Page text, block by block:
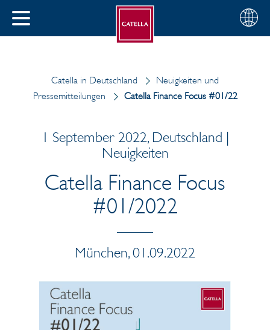
SCHLIESSEN
Wählen
Sie
Deutsch
Catella in Deutschland
Neuigkeiten und
Pressemitteilungen
Catella Finance Focus #01/22
1 September 2022, Deutschland |
Neuigkeiten
Catella Finance Focus
#01/2022
München, 01.09.2022